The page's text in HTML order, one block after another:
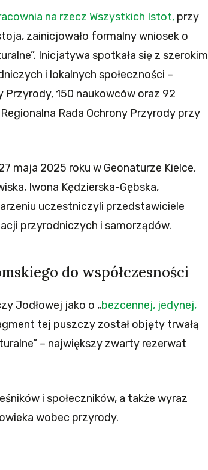
na rzecz Wszystkich Istot, przy
zainicjowało formalny wniosek o
Inicjatywa spotkała się z szerokim
i lokalnych społeczności –
Przyrody, 150 naukowców oraz 92
Rada Ochrony Przyrody przy
maja 2025 roku w Geonaturze Kielce,
Iwona Kędzierska-Gębska,
uczestniczyli przedstawiciele
przyrodniczych i samorządów.
do współczesności
Jodłowej jako o „bezcennej, jedynej,
tej puszczy został objęty trwałą
– największy zwarty rezerwat
i społeczników, a także wyraz
wobec przyrody.